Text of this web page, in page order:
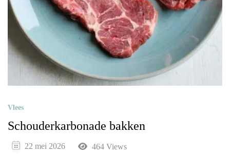
Vlees
Schouderkarbonade bakken
22 mei 2026 464 Views